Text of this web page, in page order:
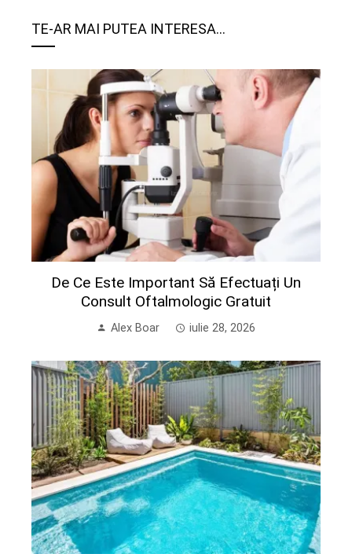
TE-AR MAI PUTEA INTERESA...
De Ce Este Important Să Efectuați Un
Consult Oftalmologic Gratuit
Alex Boar iulie 28, 2026